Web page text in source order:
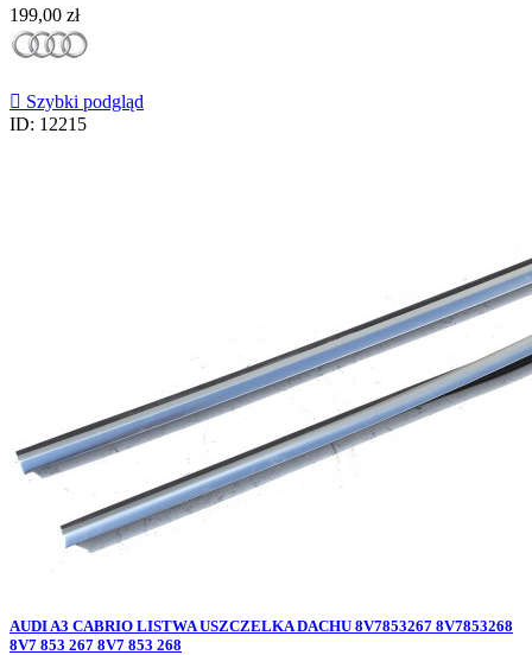
Cena
199,00 zł
 Szybki podgląd
ID: 12215
AUDI A3 CABRIO LISTWA USZCZELKA DACHU 8V7853267 8V7853268
8V7 853 267 8V7 853 268